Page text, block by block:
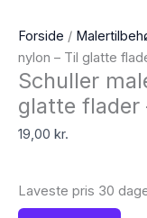
Forside /
nylon – Til glatte
Schuller
glatte flader
19,00 kr.
Laveste pris 30